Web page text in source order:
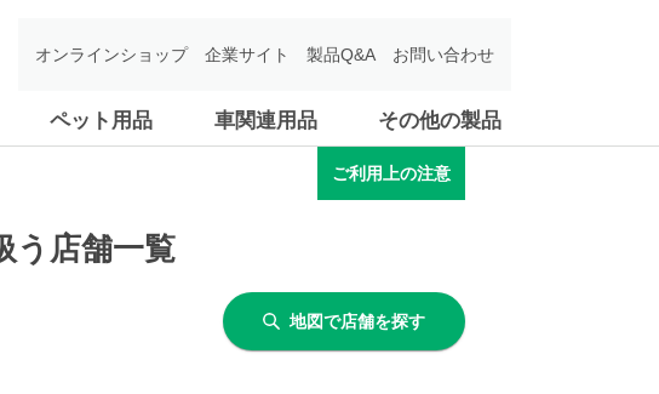
ペット用品 車関連用品 その他の製品
オンラインショップ 企業サイト 製品Q&A お問い合わせ
ご利用上の注意
う店舗一覧
地図で店舗を探す